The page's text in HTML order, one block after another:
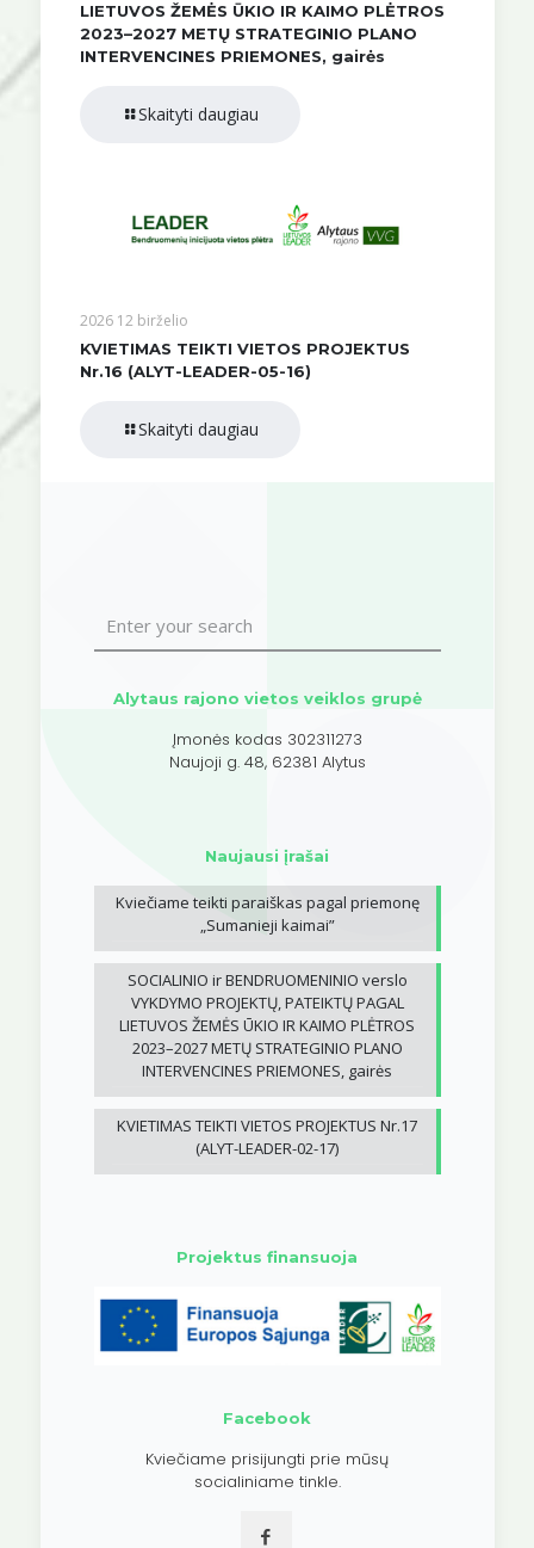
LIETUVOS ŽEMĖS ŪKIO IR KAIMO PLĖTROS
2023–2027 METŲ STRATEGINIO PLANO
INTERVENCINES PRIEMONES, gairės
Skaityti daugiau
2026 12 birželio
KVIETIMAS TEIKTI VIETOS PROJEKTUS
Nr.16 (ALYT-LEADER-05-16)
Skaityti daugiau
Alytaus rajono vietos veiklos grupė
Įmonės kodas 302311273
Naujoji g. 48, 62381 Alytus
Naujausi įrašai
Kviečiame teikti paraiškas pagal priemonę
„Sumanieji kaimai”
SOCIALINIO ir BENDRUOMENINIO verslo
VYKDYMO PROJEKTŲ, PATEIKTŲ PAGAL
LIETUVOS ŽEMĖS ŪKIO IR KAIMO PLĖTROS
2023–2027 METŲ STRATEGINIO PLANO
INTERVENCINES PRIEMONES, gairės
KVIETIMAS TEIKTI VIETOS PROJEKTUS Nr.17
(ALYT-LEADER-02-17)
Projektus finansuoja
Facebook
Kviečiame prisijungti prie mūsų
socialiniame tinkle.